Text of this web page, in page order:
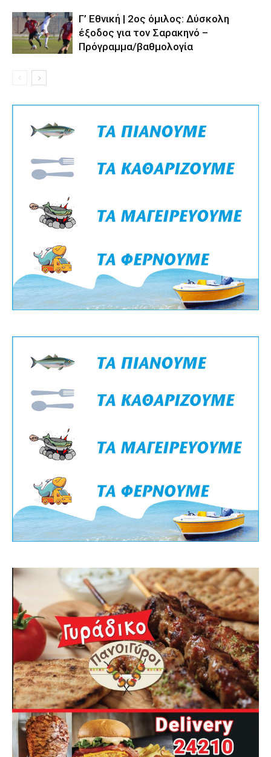
Γ’ Εθνική | 2ος όμιλος: Δύσκολη
έξοδος για τον Σαρακηνό –
Πρόγραμμα/βαθμολογία